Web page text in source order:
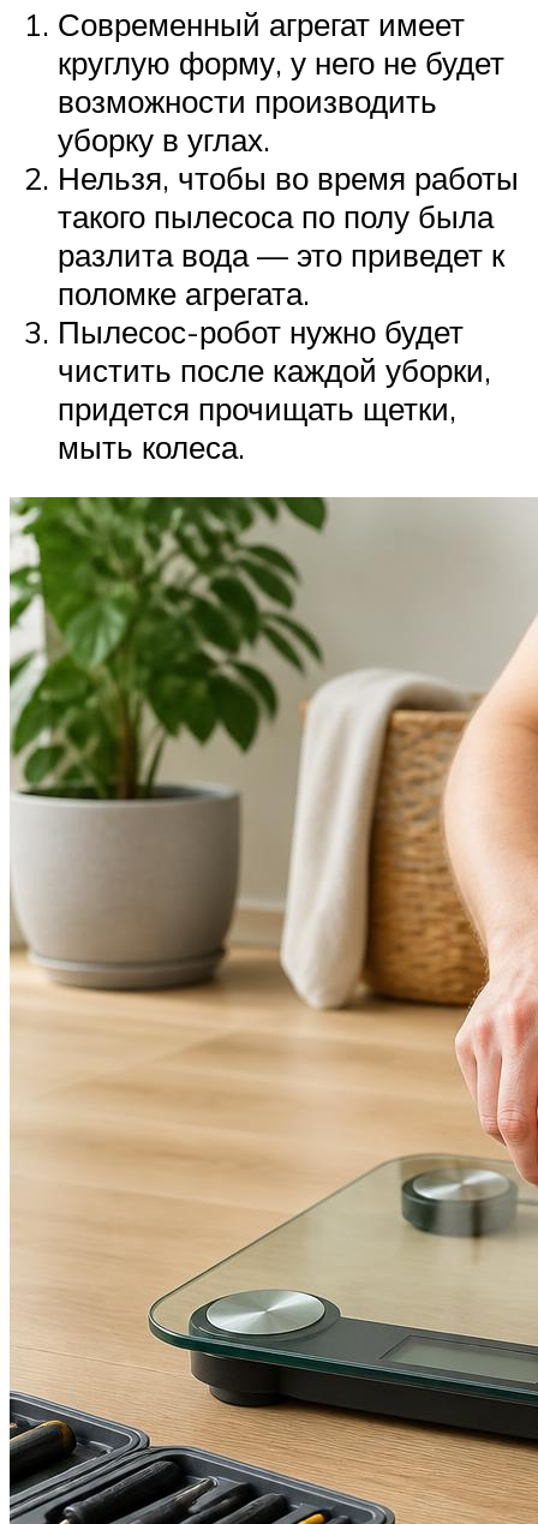
Современный агрегат имеет
круглую форму, у него не будет
возможности производить
уборку в углах.
Нельзя, чтобы во время работы
такого пылесоса по полу была
разлита вода — это приведет к
поломке агрегата.
Пылесос-робот нужно будет
чистить после каждой уборки,
придется прочищать щетки,
мыть колеса.